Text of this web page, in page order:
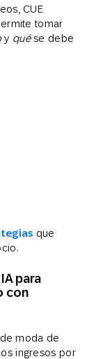
CUE
tomar
y quése debe
que
para
con
moda de
ingresos por